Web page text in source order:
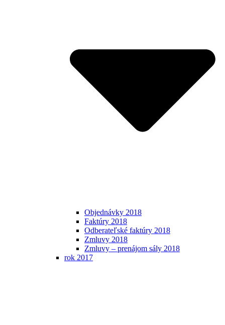
Objednávky 2018
Faktúry 2018
Odberateľské faktúry 2018
Zmluvy 2018
Zmluvy – prenájom sály 2018
rok 2017